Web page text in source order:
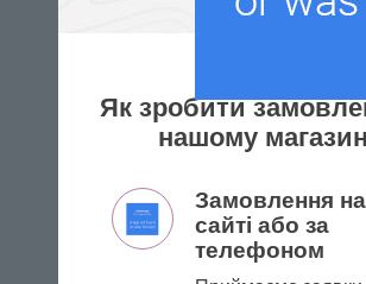
Як зробити
нашому
Замовлення на
сайті або за
телефоном